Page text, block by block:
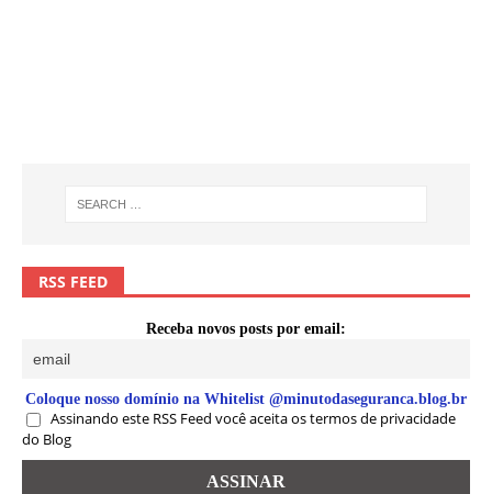
RSS FEED
Receba novos posts por email:
Coloque nosso domínio na Whitelist @minutodaseguranca.blog.br
Assinando este RSS Feed você aceita os termos de privacidade
do Blog